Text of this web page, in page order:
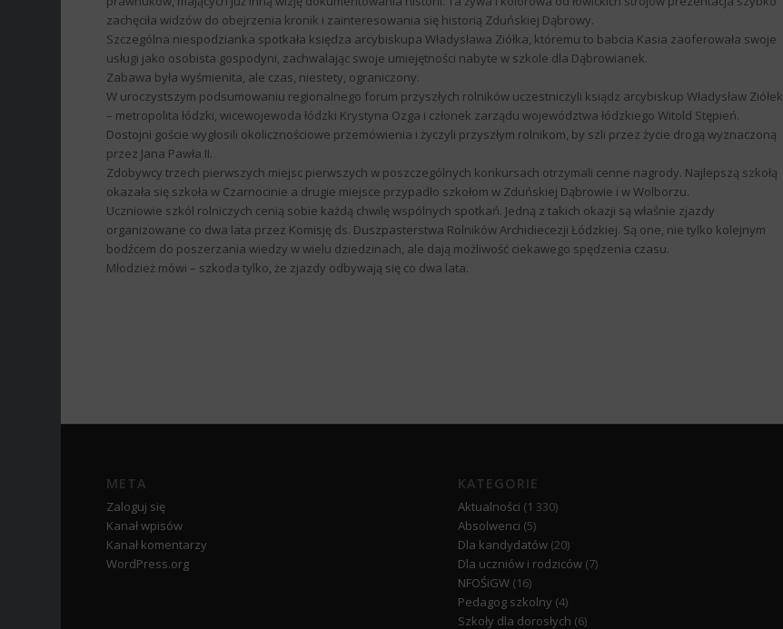
zachęciła widzów do obejrzenia kronik i zainteresowania się historią Zduńskiej Dąbrowy.
Szczególna niespodzianka spotkała księdza arcybiskupa Władysława Ziółka, któremu to babcia Kasia zaoferowała swoje
usługi jako osobista gospodyni, zachwalając swoje umiejętności nabyte w szkole dla Dąbrowianek.
Zabawa była wyśmienita, ale czas, niestety, ograniczony.
W uroczystszym podsumowaniu regionalnego forum przyszłych rolników uczestniczyli ksiądz arcybiskup Władysław Ziółek
– metropolita łódzki, wicewojewoda łódzki Krystyna Ozga i członek zarządu województwa łódzkiego Witold Stępień.
Dostojni goście wygłosili okolicznościowe przemówienia i życzyli przyszłym rolnikom, by szli przez życie drogą wyznaczoną
przez Jana Pawła II.
Zdobywcy trzech pierwszych miejsc pierwszych w poszczególnych konkursach otrzymali cenne nagrody. Najlepszą szkołą
okazała się szkoła w Czarnocinie a drugie miejsce przypadło szkołom w Zduńskiej Dąbrowie i w Wolborzu.
Uczniowie szkól rolniczych cenią sobie każdą chwilę wspólnych spotkań. Jedną z takich okazji są właśnie zjazdy
organizowane co dwa lata przez Komisję ds. Duszpasterstwa Rolników Archidiecezji Łódzkiej. Są one, nie tylko kolejnym
bodźcem do poszerzania wiedzy w wielu dziedzinach, ale dają możliwość ciekawego spędzenia czasu.
Młodzież mówi – szkoda tylko, że zjazdy odbywają się co dwa lata.
META
Zaloguj się
Kanał wpisów
Kanał komentarzy
WordPress.org
KATEGORIE
Aktualności (1 330)
Absolwenci (5)
Dla kandydatów(20)
Dla uczniów i rodziców(7)
NFOŚiGW(16)
Pedagog szkolny (4)
Szkoły dla dorosłych (6)